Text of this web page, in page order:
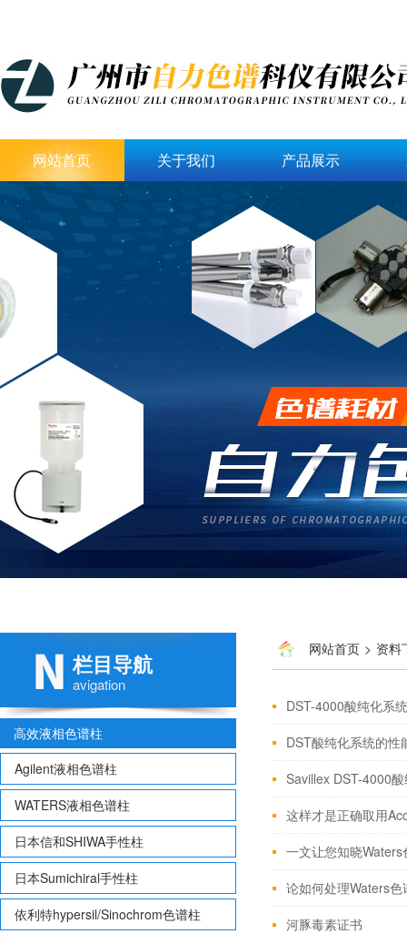
网站首页 关于我们 产品展示
栏目导航
avigation
高效液相色谱柱
Agilent液相色谱柱
WATERS液相色谱柱
日本信和SHIWA手性柱
日本Sumichiral手性柱
依利特hypersil/Sinochrom色谱柱
网站首页 > 资料
DST-4000酸纯化系
DST酸纯化系统的性
Savillex DST-4000
这样才是正确取用
一文让您知晓
论如何处理Waters
河豚毒素证书